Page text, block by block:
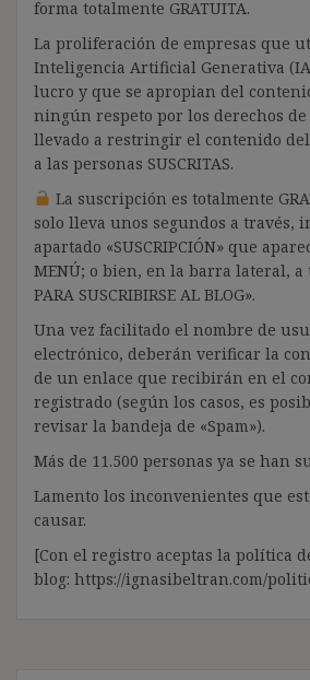
forma totalmente GRATUITA.
La proliferación de empresas que
Inteligencia Artificial Generativa
lucro y que se apropian del
ningún respeto por los derechos de
llevado a restringir el contenido
a las personas SUSCRITAS.
La suscripción es totalmente
solo lleva unos segundos a través,
apartado «SUSCRIPCIÓN» que
MENÚ; o bien, en la barra lateral, a
PARA SUSCRIBIRSE AL BLOG».
Una vez facilitado el nombre de
electrónico, deberán verificar la
de un enlace que recibirán en el
registrado (según los casos, es
revisar la bandeja de «Spam»).
Más de 11.500 personas ya se han
Lamento los inconvenientes que
causar.
[Con el registro aceptas la política
blog: https://ignasibeltran.com/